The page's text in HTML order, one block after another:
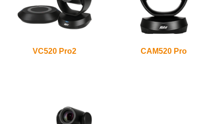
VC520 Pro2 CAM520 Pro